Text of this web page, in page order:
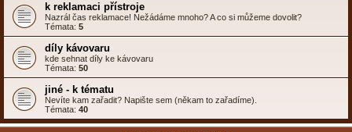
k reklamaci přístroje
Nazrál čas reklamace! Nežádáme mnoho? A co si můžeme dovolit?
Témata: 5
díly kávovaru
kde sehnat díly ke kávovaru
Témata: 50
jiné - k tématu
Nevíte kam zařadit? Napište sem (někam to zařadíme).
Témata: 40